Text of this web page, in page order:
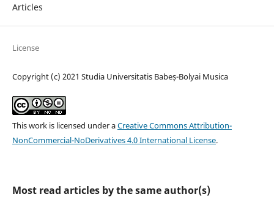
Articles
License
Copyright (c) 2021 Studia Universitatis Babeș-Bolyai Musica
This work is licensed under aCreative Commons Attribution-
NonCommercial-NoDerivatives 4.0 International License.
Most read articles by the same author(s)